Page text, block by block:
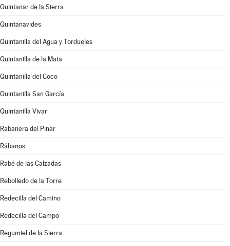
Quintanar de la Sierra
Quintanavides
Quintanilla del Agua y Tordueles
Quintanilla de la Mata
Quintanilla del Coco
Quintanilla San García
Quintanilla Vivar
Rabanera del Pinar
Rábanos
Rabé de las Calzadas
Rebolledo de la Torre
Redecilla del Camino
Redecilla del Campo
Regumiel de la Sierra